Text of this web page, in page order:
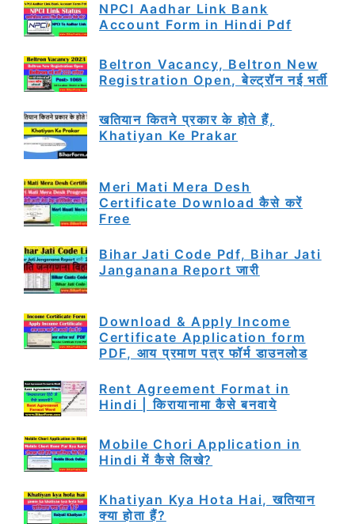
NPCI Aadhar Link Bank
Account Form in Hindi Pdf
Beltron Vacancy, Beltron New
Registration Open, बेल्ट्रॉन नई भर्ती
खतियान कितने प्रकार के होते हैं,
Khatiyan Ke Prakar
Meri Mati Mera Desh
Certificate Download कैसे करें
Free
Bihar Jati Code Pdf, Bihar Jati
Janganana Report जारी
Download & Apply Income
Certificate Application form
PDF, आय प्रमाण पत्र फॉर्म डाउनलोड
Rent Agreement Format in
Hindi | किरायानामा कैसे बनवाये
Mobile Chori Application in
Hindi में कैसे लिखे?
Khatiyan Kya Hota Hai, खतियान
क्या होता हैं?